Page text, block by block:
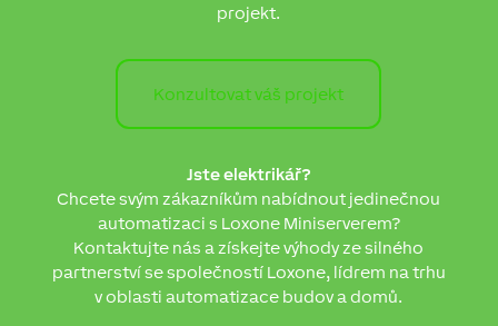
projekt.
Konzultovat váš projekt
Jste elektrikář?
Chcete svým zákazníkům nabídnout jedinečnou
automatizaci s Loxone Miniserverem?
Kontaktujte nás a získejte výhody ze silného
partnerství se společností Loxone, lídrem na trhu
v oblasti automatizace budov a domů.